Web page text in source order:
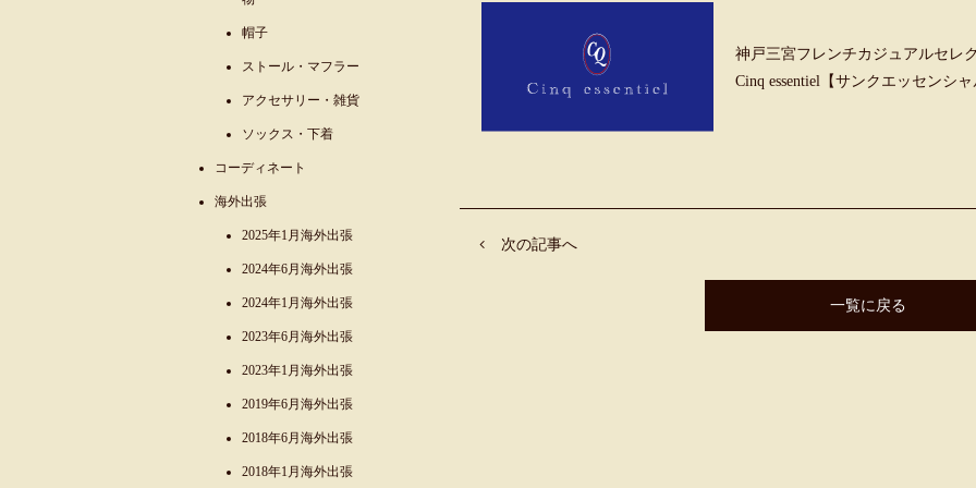
神戸三宮フレンチカジュアルセレ
Cinq essentiel【サンクエッセンシ
次の記事へ
一覧に戻る
帽子
ストール・マフラー
アクセサリー・雑貨
ソックス・下着
コーディネート
海外出張
2025年1月海外出張
2024年6月海外出張
2024年1月海外出張
2023年6月海外出張
2023年1月海外出張
2019年6月海外出張
2018年6月海外出張
2018年1月海外出張